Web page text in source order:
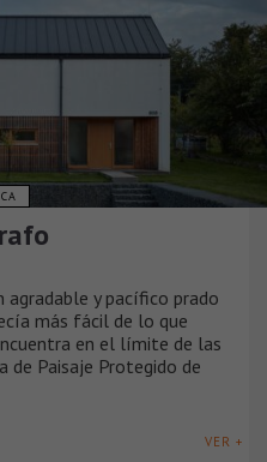
agradable y pacífico prado
más fácil de lo que
en el límite de las
de Paisaje Protegido de
VER +